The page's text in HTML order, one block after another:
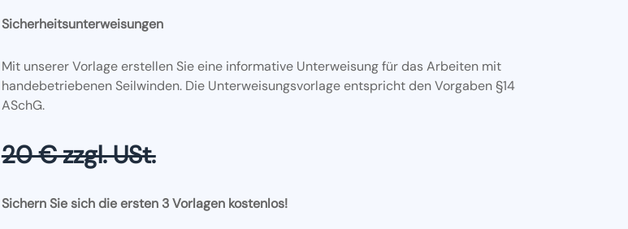
Sicherheitsunterweisungen
Mit unserer Vorlage erstellen Sie eine informative Unterweisung für das Arbeiten mit
handebetriebenen Seilwinden. Die Unterweisungsvorlage entspricht den Vorgaben §14
ASchG.
20 € zzgl. USt.
Sichern Sie sich die ersten 3 Vorlagen kostenlos!